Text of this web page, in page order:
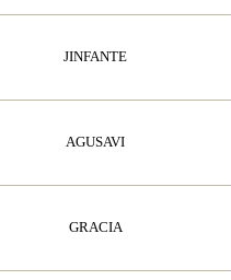
JINFANTE
AGUSAVI
GRACIA